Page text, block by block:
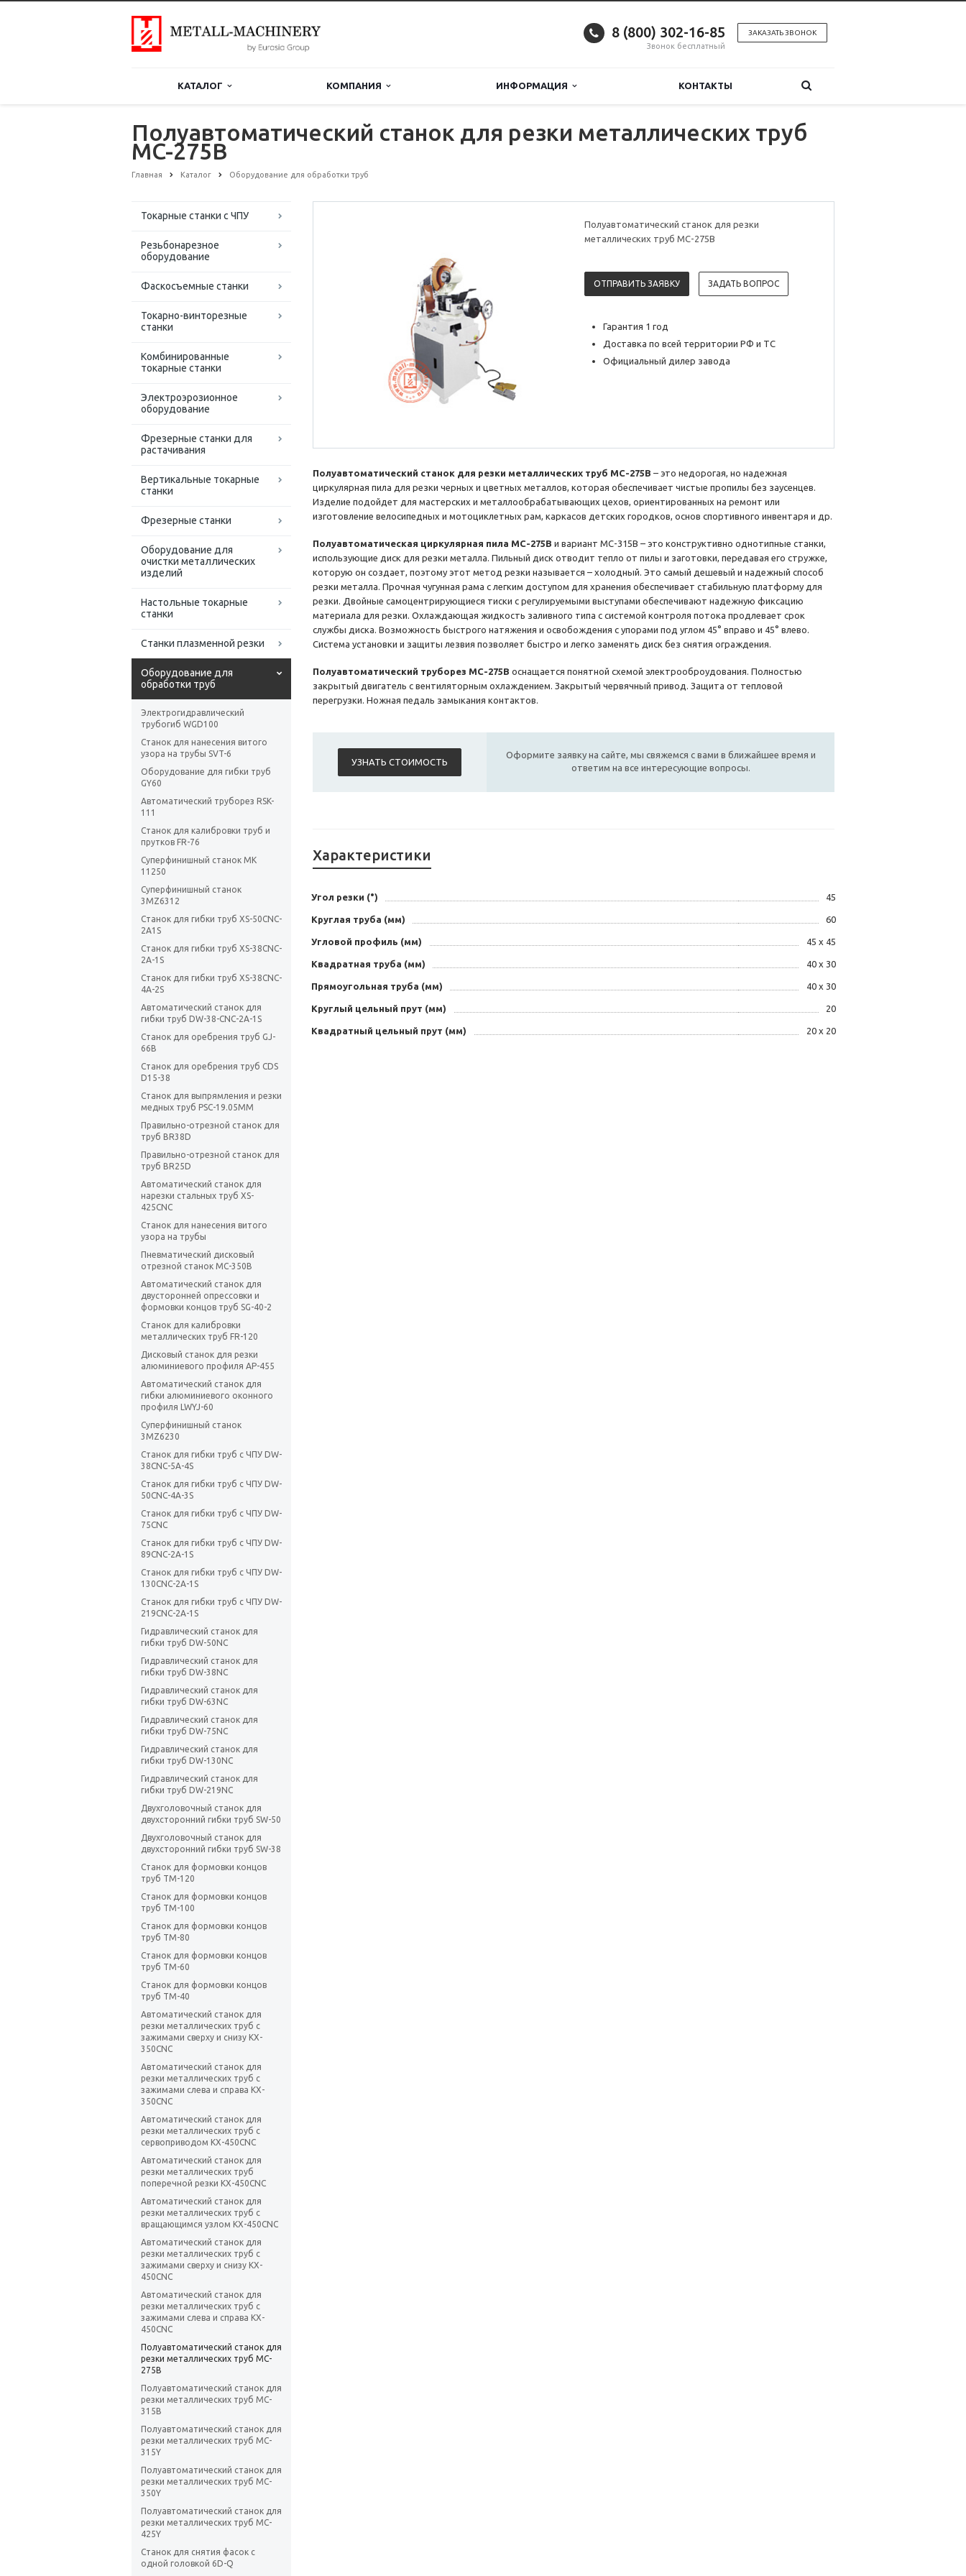
ЗАКАЗАТЬ ЗВОНОК
8 (800) 302-16-85
Звонок бесплатный
КАТАЛОГ КОМПАНИЯ ИНФОРМАЦИЯ КОНТАКТЫ
Полуавтоматический станок для резки металлических труб
MC-275B
Главная Каталог Оборудование для обработки труб
Токарные станки с ЧПУ
Резьбонарезное
оборудование
Фаскосъемные станки
Токарно-винторезные
станки
Комбинированные
токарные станки
Электроэрозионное
оборудование
Фрезерные станки для
растачивания
Вертикальные токарные
станки
Фрезерные станки
Оборудование для
очистки металлических
изделий
Настольные токарные
станки
Станки плазменной резки
Оборудование для
обработки труб
Электрогидравлический
трубогиб WGD100
Станок для нанесения витого
узора на трубы SVT-6
Оборудование для гибки труб
GY60
Автоматический труборез RSK-
111
Станок для калибровки труб и
прутков FR-76
Суперфинишный станок MK
11250
Суперфинишный станок
3MZ6312
Станок для гибки труб XS-50CNC-
2A1S
Станок для гибки труб XS-38CNC-
2A-1S
Станок для гибки труб XS-38CNC-
4A-2S
Автоматический станок для
гибки труб DW-38-CNC-2A-1S
Станок для оребрения труб GJ-
66B
Станок для оребрения труб CDS
D15-38
Станок для выпрямления и резки
медных труб PSC-19.05MM
Правильно-отрезной станок для
труб BR38D
Правильно-отрезной станок для
труб BR25D
Автоматический станок для
нарезки стальных труб XS-
425CNC
Станок для нанесения витого
узора на трубы
Пневматический дисковый
отрезной станок MC-350B
Автоматический станок для
двусторонней опрессовки и
формовки концов труб SG-40-2
Станок для калибровки
металлических труб FR-120
Дисковый станок для резки
алюминиевого профиля AP-455
Автоматический станок для
гибки алюминиевого оконного
профиля LWYJ-60
Суперфинишный станок
3MZ6230
Станок для гибки труб с ЧПУ DW-
38CNC-5A-4S
Станок для гибки труб с ЧПУ DW-
50CNC-4A-3S
Станок для гибки труб с ЧПУ DW-
75CNC
Станок для гибки труб с ЧПУ DW-
89CNC-2A-1S
Станок для гибки труб с ЧПУ DW-
130CNC-2A-1S
Станок для гибки труб с ЧПУ DW-
219CNC-2A-1S
Гидравлический станок для
гибки труб DW-50NC
Гидравлический станок для
гибки труб DW-38NC
Гидравлический станок для
гибки труб DW-63NC
Гидравлический станок для
гибки труб DW-75NC
Гидравлический станок для
гибки труб DW-130NC
Гидравлический станок для
гибки труб DW-219NC
Двухголовочный станок для
двухсторонний гибки труб SW-50
Двухголовочный станок для
двухсторонний гибки труб SW-38
Станок для формовки концов
труб TM-120
Станок для формовки концов
труб TM-100
Станок для формовки концов
труб TM-80
Станок для формовки концов
труб TM-60
Станок для формовки концов
труб TM-40
Автоматический станок для
резки металлических труб с
зажимами сверху и снизу KX-
350CNC
Автоматический станок для
резки металлических труб с
зажимами слева и справа KX-
350CNC
Автоматический станок для
резки металлических труб с
сервоприводом KX-450CNC
Автоматический станок для
резки металлических труб
поперечной резки KX-450CNC
Автоматический станок для
резки металлических труб с
вращающимся узлом KX-450CNC
Автоматический станок для
резки металлических труб с
зажимами сверху и снизу KX-
450CNC
Автоматический станок для
резки металлических труб с
зажимами слева и справа KX-
450CNC
Полуавтоматический станок для
резки металлических труб MC-
275B
Полуавтоматический станок для
резки металлических труб MC-
315B
Полуавтоматический станок для
резки металлических труб MC-
315Y
Полуавтоматический станок для
резки металлических труб MC-
350Y
Полуавтоматический станок для
резки металлических труб MC-
425Y
Станок для снятия фасок с
одной головкой 6D-Q
Полуавтоматический станок для резки
металлических труб MC-275B
ОТПРАВИТЬ ЗАЯВКУ ЗАДАТЬ ВОПРОС
Гарантия 1 год
Доставка по всей территории РФ и ТС
Официальный дилер завода
Полуавтоматический станок для резки металлических труб MC-275B – это недорогая, но надежная
циркулярная пила для резки черных и цветных металлов, которая обеспечивает чистые пропилы без заусенцев.
Изделие подойдет для мастерских и металлообрабатывающих цехов, ориентированных на ремонт или
изготовление велосипедных и мотоциклетных рам, каркасов детских городков, основ спортивного инвентаря и др.
Полуавтоматическая циркулярная пила MC-275B и вариант MC-315B – это конструктивно однотипные станки,
использующие диск для резки металла. Пильный диск отводит тепло от пилы и заготовки, передавая его стружке,
которую он создает, поэтому этот метод резки называется – холодный. Это самый дешевый и надежный способ
резки металла. Прочная чугунная рама с легким доступом для хранения обеспечивает стабильную платформу для
резки. Двойные самоцентрирующиеся тиски с регулируемыми выступами обеспечивают надежную фиксацию
материала для резки. Охлаждающая жидкость заливного типа с системой контроля потока продлевает срок
службы диска. Возможность быстрого натяжения и освобождения с упорами под углом 45° вправо и 45° влево.
Система установки и защиты лезвия позволяет быстро и легко заменять диск без снятия ограждения.
Полуавтоматический труборез MC-275B оснащается понятной схемой электрооброудования. Полностью
закрытый двигатель с вентиляторным охлаждением. Закрытый червячный привод. Защита от тепловой
перегрузки. Ножная педаль замыкания контактов.
УЗНАТЬ СТОИМОСТЬ
Оформите заявку на сайте, мы свяжемся с вами в ближайшее время и
ответим на все интересующие вопросы.
Характеристики
Угол резки (°) 45
Круглая труба (мм) 60
Угловой профиль (мм) 45 х 45
Квадратная труба (мм) 40 х 30
Прямоугольная труба (мм) 40 х 30
Круглый цельный прут (мм) 20
Квадратный цельный прут (мм) 20 x 20